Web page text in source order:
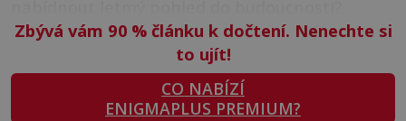
Zbývá vám 90 %článku k dočtení. Nenechte si
to ujít!
CO NABÍZÍ
ENIGMAPLUS PREMIUM?